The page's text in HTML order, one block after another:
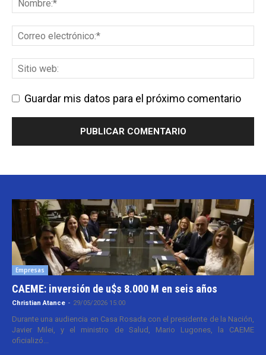
Guardar mis datos para el próximo comentario
Empresas
CAEME: inversión de u$s 8.000 M en seis años
Christian Atance - 29/05/2026 15:00
Durante una audiencia en Casa Rosada con el presidente de la Nación,
Javier Milei, y el ministro de Salud, Mario Lugones, la CAEME
oficializó...